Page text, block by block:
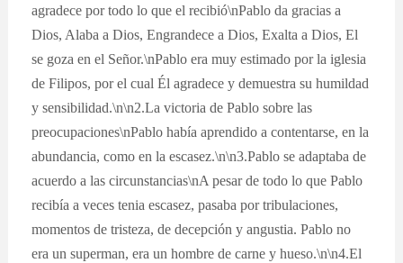
agradece por todo lo que el recibió\nPablo da gracias a
Dios, Alaba a Dios, Engrandece a Dios, Exalta a Dios, El
se goza en el Señor.\nPablo era muy estimado por la iglesia
de Filipos, por el cual Él agradece y demuestra su humildad
y sensibilidad.\n\n2.La victoria de Pablo sobre las
preocupaciones\nPablo había aprendido a contentarse, en la
abundancia, como en la escasez.\n\n3.Pablo se adaptaba de
acuerdo a las circunstancias\nA pesar de todo lo que Pablo
recibía a veces tenia escasez, pasaba por tribulaciones,
momentos de tristeza, de decepción y angustia. Pablo no
era un superman, era un hombre de carne y hueso.\n\n4.El